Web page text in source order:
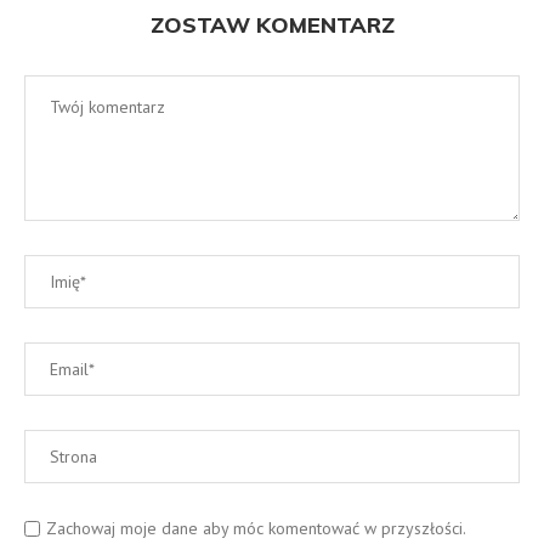
ZOSTAW KOMENTARZ
Zachowaj moje dane aby móc komentować w przyszłości.